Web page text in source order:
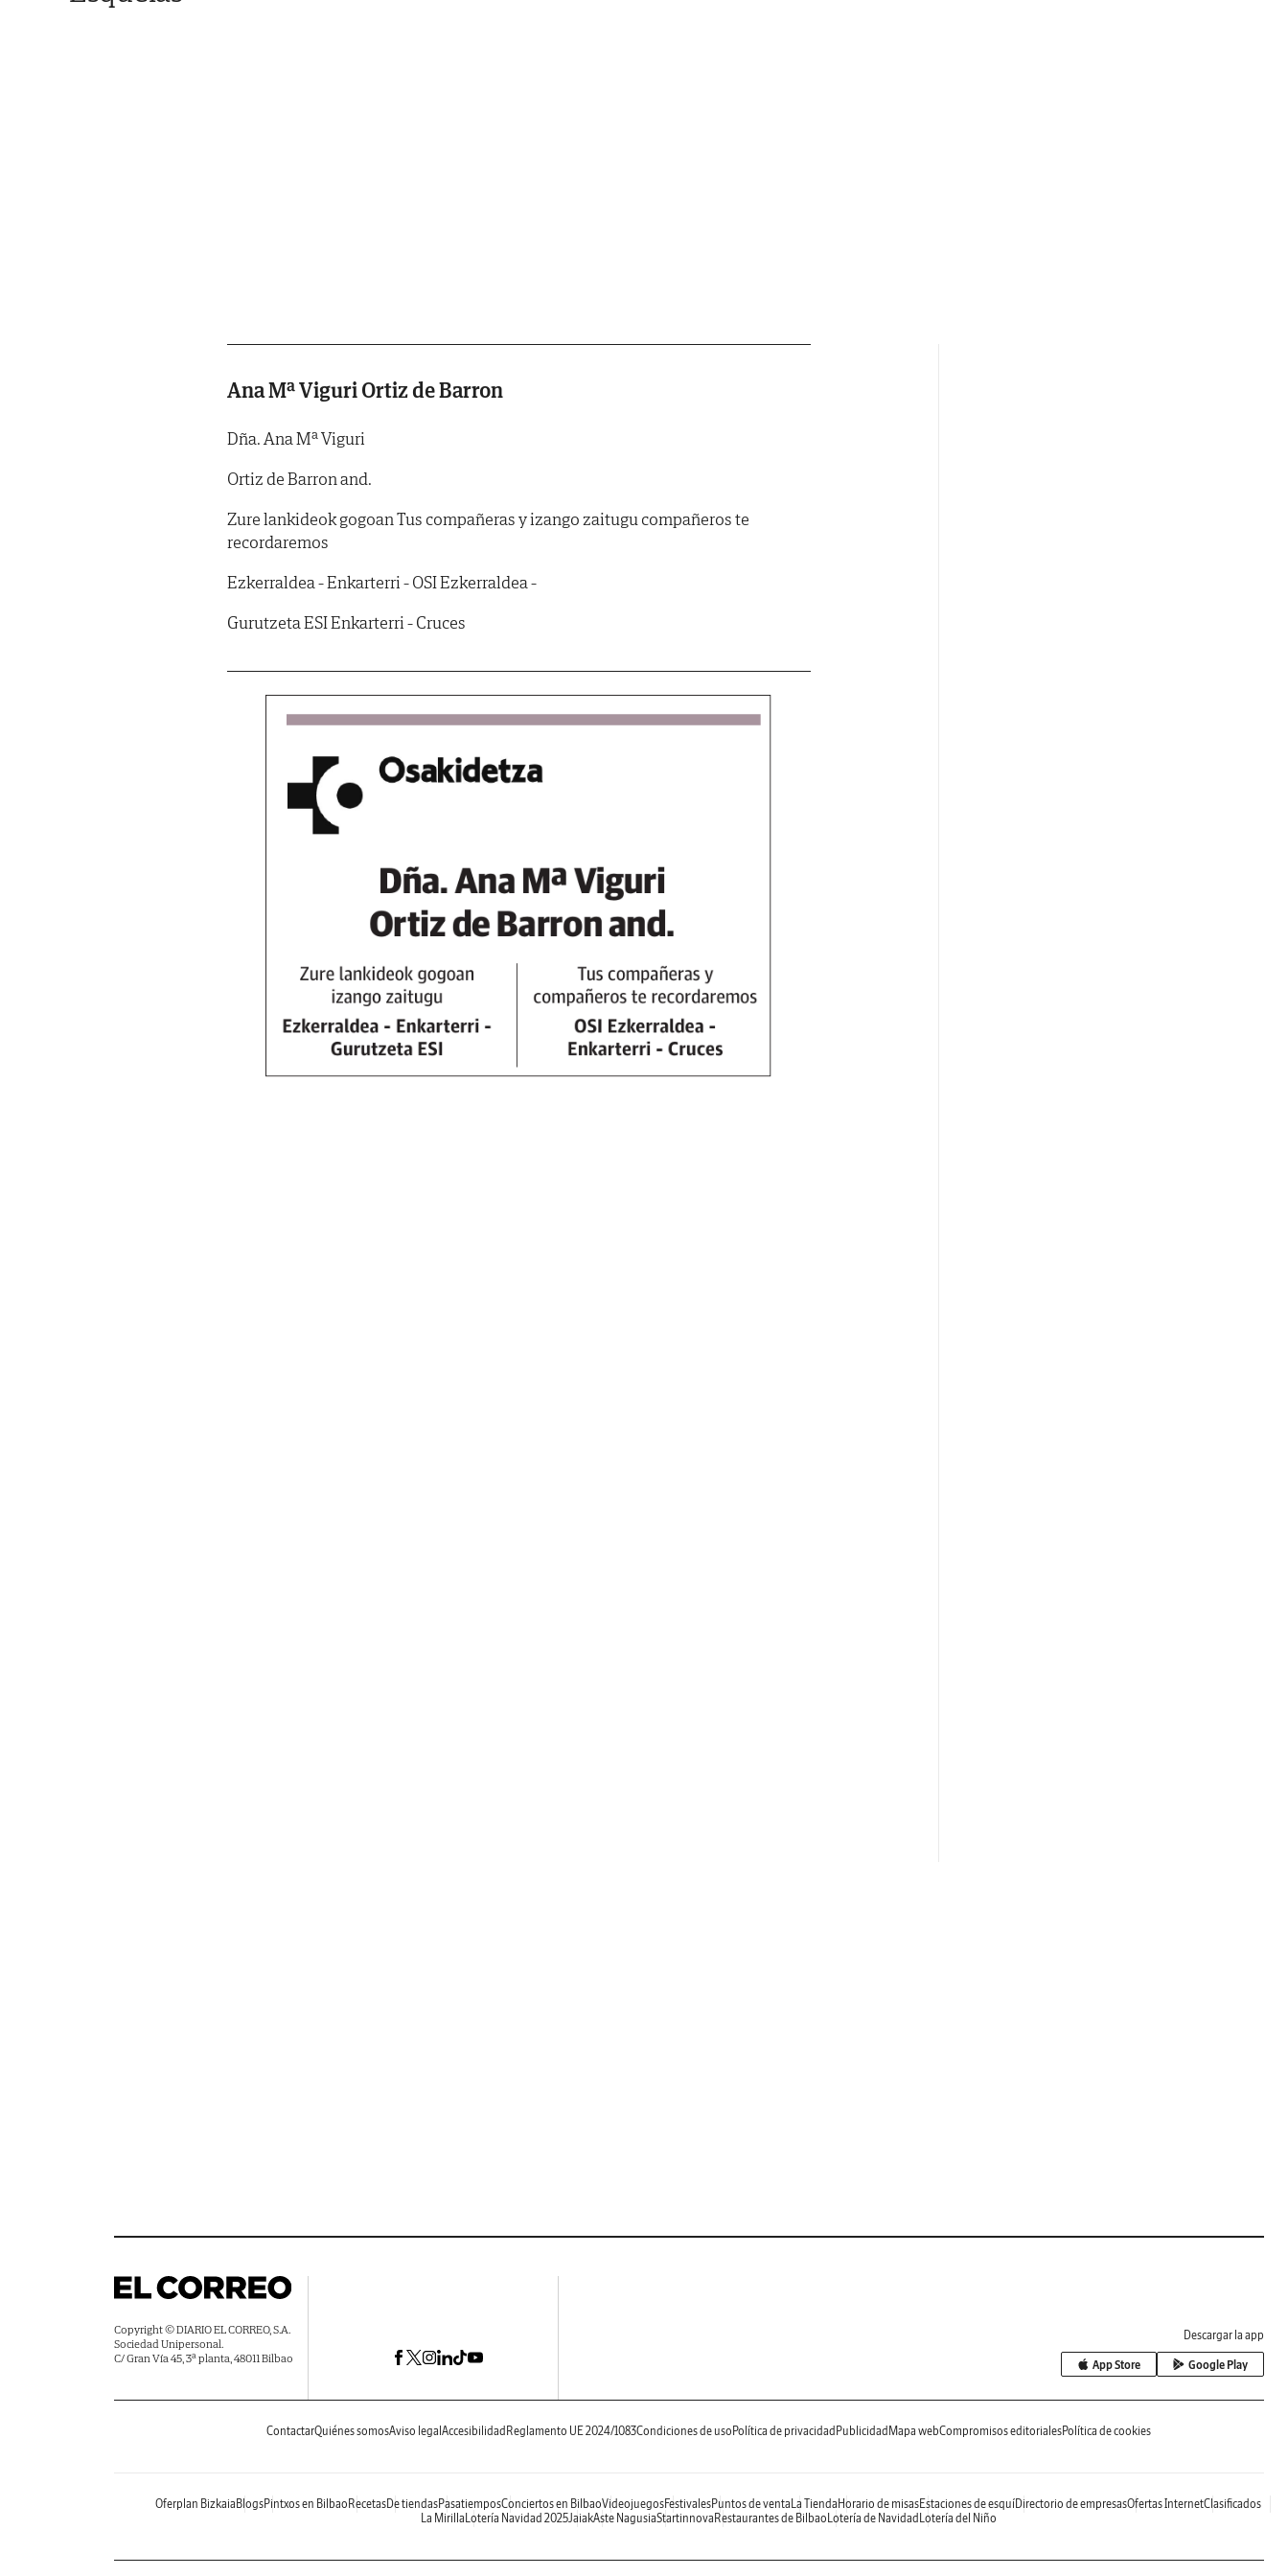
Ana Mª Viguri Ortiz de Barron
Dña. Ana Mª Viguri
Ortiz de Barron and.
Zure lankideok gogoan Tus compañeras y izango zaitugu compañeros te
recordaremos
Ezkerraldea - Enkarterri - OSI Ezkerraldea -
Gurutzeta ESI Enkarterri - Cruces
Copyright © DIARIO EL CORREO, S.A.
Sociedad Unipersonal.
C/ Gran Vía 45, 3ª planta, 48011 Bilbao
Descargar la app
App Store Google Play
ContactarQuiénes somosAviso legal Accesibilidad Reglamento UE 2024/1083Condiciones de uso Política de privacidad Publicidad Mapa webCompromisos editorialesPolítica de cookies
Oferplan Bizkaia BlogsPintxos en Bilbao RecetasDe tiendasPasatiemposConciertos en BilbaoVideojuegosFestivalesPuntos de venta La Tienda Horario de misasEstaciones de esquíDirectorio de empresasOfertas InternetClasificados
La Mirilla Lotería Navidad 2025JaiakAste NagusiaStartinnova Restaurantes de Bilbao Lotería de Navidad Lotería del Niño